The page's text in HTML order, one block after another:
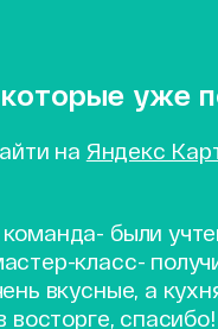
которые уже
на Яндекс
были
класс-
вкусные, а
восторге, спасибо!